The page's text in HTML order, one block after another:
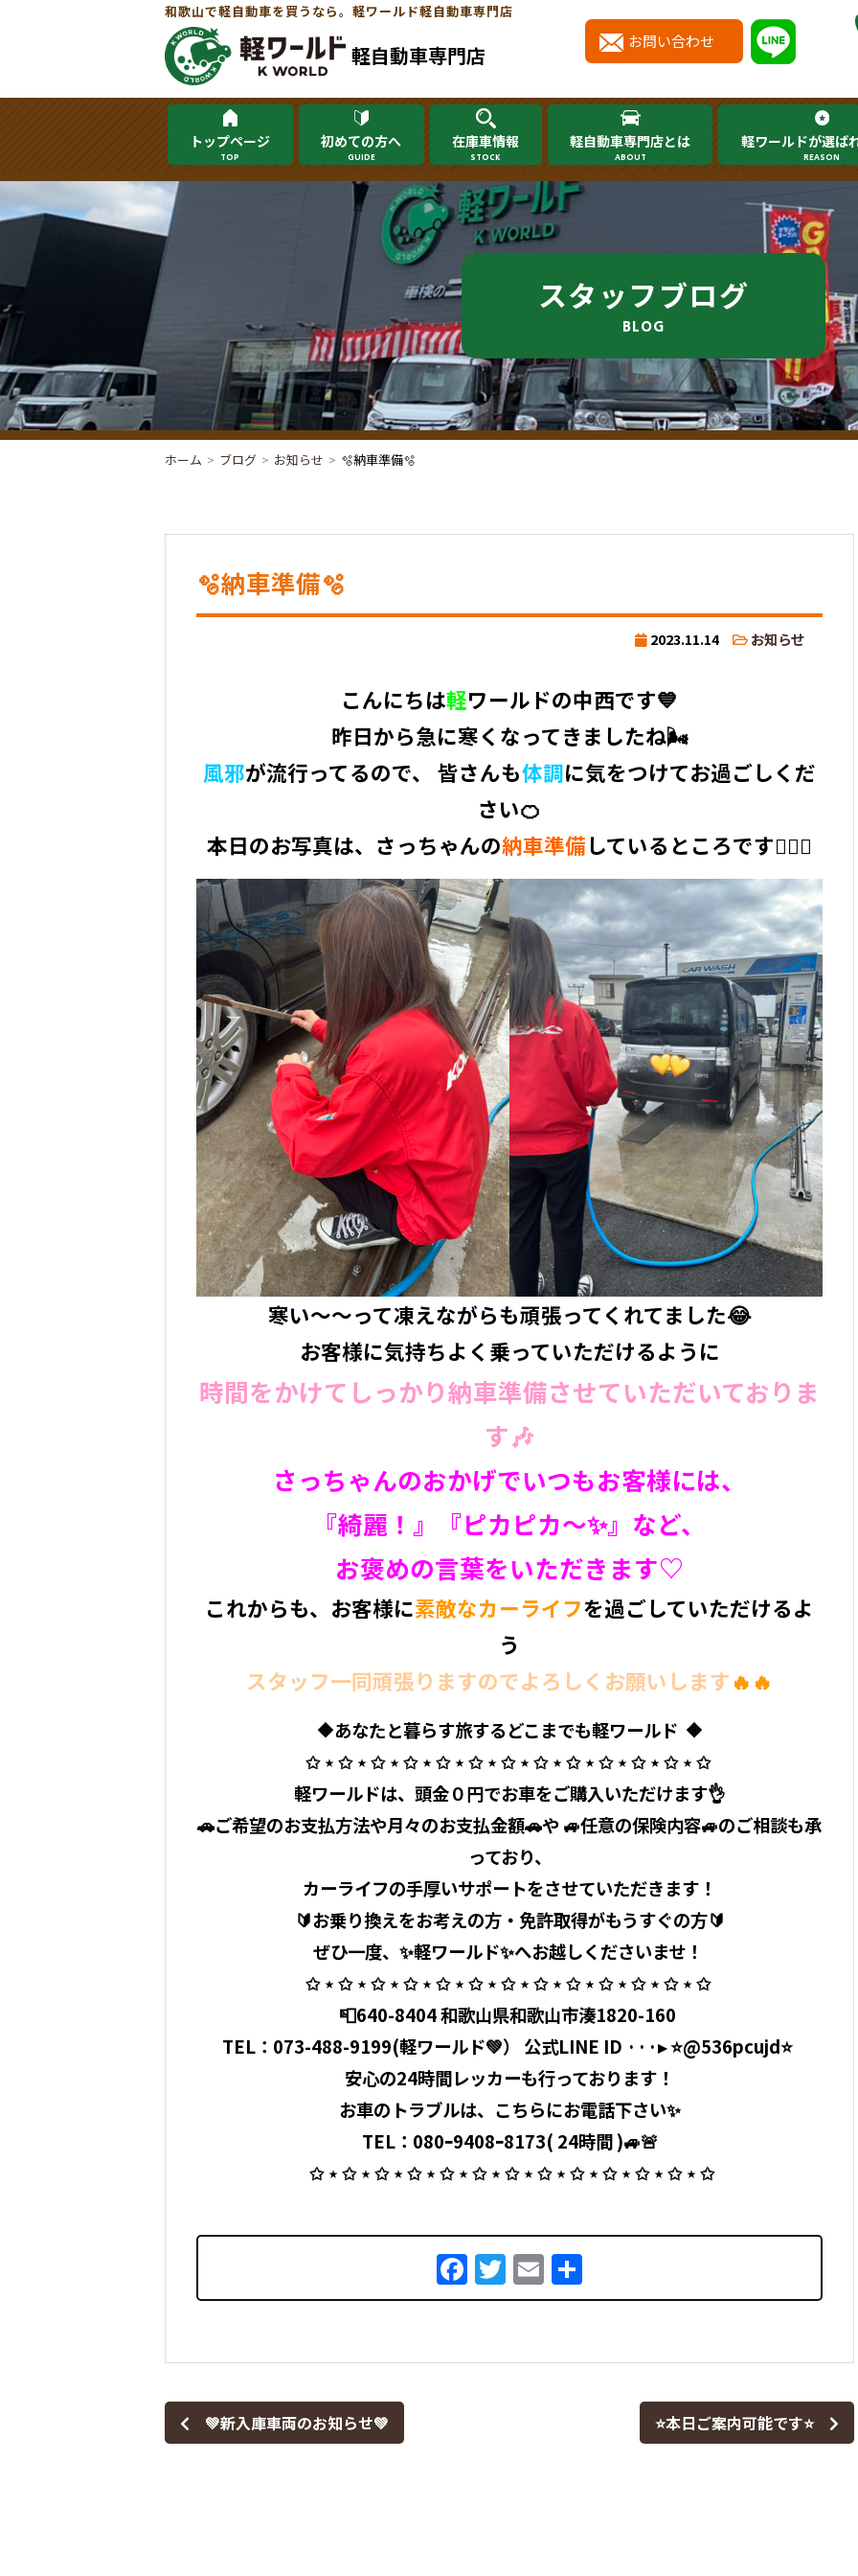
和歌山で軽自動車を買うなら。軽ワールド軽自動車専門店
軽自動車専門店
お問い合わせ
トップページ
TOP
初めての方へ
GUIDE
在庫車情報
STOCK
軽自動車専門店とは
ABOUT
軽ワールドが選ば
REASON
スタッフブログ
BLOG
ホーム ブログ お知らせ 🫧納車準備🫧
🫧納車準備🫧
2023.11.14 お知らせ
こんにちは軽ワールドの中西です💙
昨日から急に寒くなってきましたね🌬️
風邪が流行ってるので、 皆さんも体調に気をつけてお過ごしくだ
さい🍊
本日のお写真は、さっちゃんの納車準備しているところです👱🏼‍♀️
寒い〜〜って凍えながらも頑張ってくれてました😂
お客様に気持ちよく乗っていただけるように
時間をかけてしっかり納車準備させていただいておりま
す🎶
さっちゃんのおかげでいつもお客様には、
『綺麗！』『ピカピカ〜✨』など、
お褒めの言葉をいただきます♡
これからも、お客様に素敵なカーライフを過ごしていただけるよ
う
スタッフ一同頑張りますのでよろしくお願いします🔥🔥
🔶あなたと暮らす旅するどこまでも軽ワールド ⁡ 🔶
✩ ⋆ ✩ ⋆ ✩ ⋆ ✩ ⋆ ✩ ⋆ ✩ ⋆ ✩ ⋆ ✩ ⋆ ✩ ⋆ ✩ ⋆ ✩ ⋆ ✩ ⋆ ✩ ⁡
軽ワールドは、頭金０円でお車をご購入いただけます👌
🚗ご希望のお支払方法や月々のお支払金額🚗や 🚙任意の保険内容🚙のご相談も承
っており、
カーライフの手厚いサポートをさせていただきます！
🔰お乗り換えをお考えの方・免許取得がもうすぐの方🔰
ぜひ一度、✨軽ワールド✨へお越しくださいませ！ ⁡
✩ ⋆ ✩ ⋆ ✩ ⋆ ✩ ⋆ ✩ ⋆ ✩ ⋆ ✩ ⋆ ✩ ⋆ ✩ ⋆ ✩ ⋆ ✩ ⋆ ✩ ⋆ ✩ ⁡
📮640-8404 和歌山県和歌山市湊1820-160 ⁡
TEL： 073-488-9199(軽ワールド💚） 公式LINE ID ···▸ ⭐️@536pcujd⭐️ ⁡
安心の24時間レッカーも行っております！
お車のトラブルは、こちらにお電話下さい✨
TEL：080ｰ9408ｰ8173( 24時間 )🚙🚨
⁡ ✩ ⋆ ✩ ⋆ ✩ ⋆ ✩ ⋆ ✩ ⋆ ✩ ⋆ ✩ ⋆ ✩ ⋆ ✩ ⋆ ✩ ⋆ ✩ ⋆ ✩ ⋆ ✩
Facebook
Twitter
Email
有
💚新入庫車両のお知らせ💚 ⭐本日ご案内可能です⭐